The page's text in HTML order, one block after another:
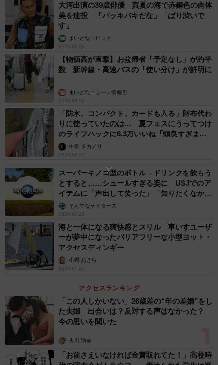
大河出演の39歳俳優 真夏の海で赤銅色の肉体
美を連投 「バッキバキだな」「ばり渋いで
す」
まいどなトピック
2026.08.06
【物価高が直撃】お盆帰省「予定なし」が約半
数 新幹線・高速バスの「使い分け」が鮮明に
まいどなニュース情報部
2026.08.06
「防水、コンパクト、カードも入る」財布代わ
りに使っていたのは… 夏フェスにうってつけ
のライフハックに6.3万いいね「頭良すぎま
す」中将 タカノリ
2026.08.02
スーパーキノコ型のボトル→ドリンクを飲もう
とすると……シュールすぎる姿に USJでのア
イテムに「声出して笑った」「知りたくなかっ
た真実」
そんでなライターズ
2026.07.28
海と一体になる爽快感とスリル 車いすユーザ
ーが夢中になったバリアフリーな小型ヨット・
アクセスディンギー
小嶋 あきら
2026.07.25
アクセスランキング
「この人しかいない」26歳差の“年の差婚”をし
た夫婦 出会いは？反対する声はなかった？
今の思いを聞いた
古川 諭香
「お前さえいなければ金賞取れてた！」高校時